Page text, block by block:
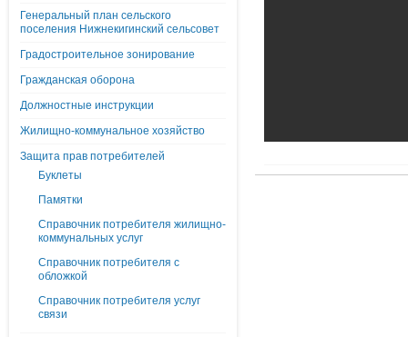
Генеральный план сельского
поселения Нижнекигинский сельсовет
Градостроительное зонирование
Гражданская оборона
Должностные инструкции
Жилищно-коммунальное хозяйство
Защита прав потребителей
Буклеты
Памятки
Справочник потребителя жилищно-
коммунальных услуг
Справочник потребителя с
обложкой
Справочник потребителя услуг
связи